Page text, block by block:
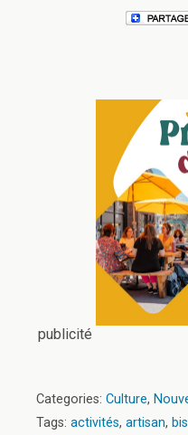
publicité
Categories: Culture,
Tags: activités, artisan,